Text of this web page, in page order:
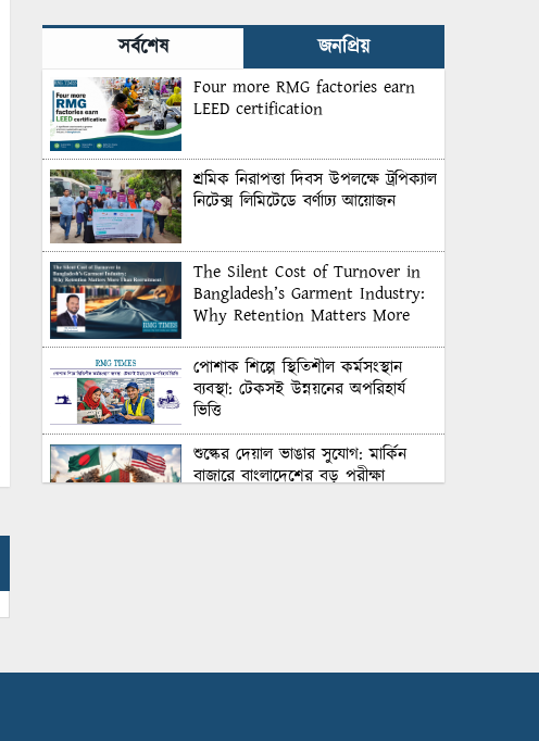
Matters More Than
Recruitment
সর্বশেষ জনপ্রিয়
Four more RMG factories earn
LEED certification
শ্রমিক নিরাপত্তা দিবস উপলক্ষে ট্রপিক্যাল
নিটেক্স লিমিটেডে বর্ণাঢ্য আয়োজন
The Silent Cost of Turnover in
Bangladesh’s Garment Industry:
Why Retention Matters More
পোশাক শিল্পে স্থিতিশীল কর্মসংস্থান
ব্যবস্থা: টেকসই উন্নয়নের অপরিহার্য
ভিত্তি
শুল্কের দেয়াল ভাঙার সুযোগ: মার্কিন
বাজারে বাংলাদেশের বড় পরীক্ষা
Country’s First-Ever Carbon-